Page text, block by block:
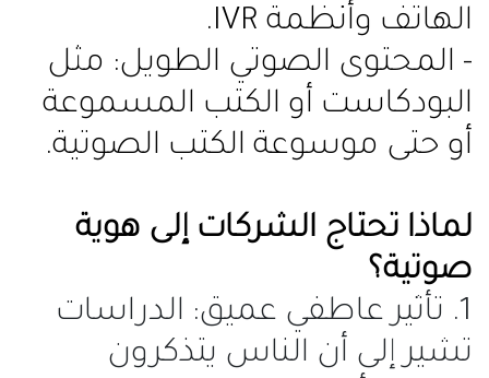
الهاتف وأنظمة IVR.
- المحتوى الصوتي الطويل: مثل
البودكاست أو الكتب المسموعة
أو حتى موسوعة الكتب الصوتية.
لماذا تحتاج الشركات إلى هوية
صوتية؟
1. تأثير عاطفي عميق: الدراسات
تشير إلى أن الناس يتذكرون